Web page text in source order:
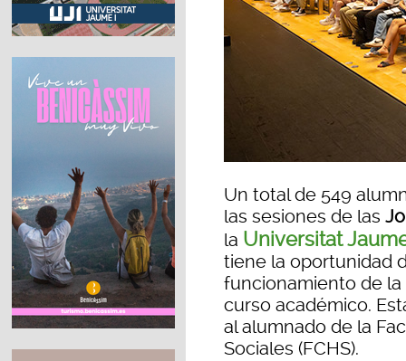
Un total de 549
las sesiones de las
la Universitat
tiene la oportunidad
funcionamiento de
curso académico.
al alumnado de la
Sociales (FCHS).